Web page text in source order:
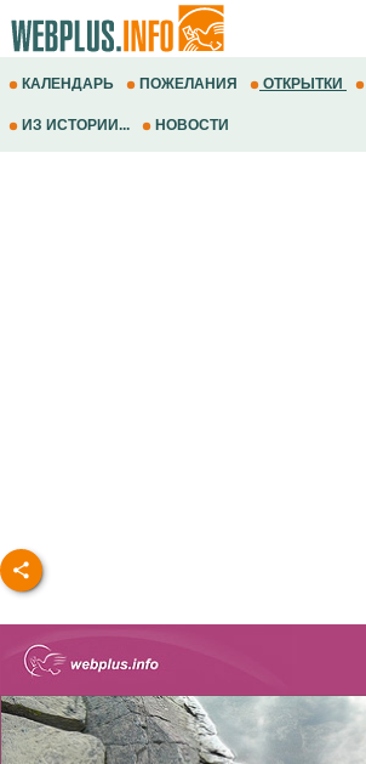
КАЛЕНДАРЬ ПОЖЕЛАНИЯ ОТКРЫТКИ
ИЗ ИСТОРИИ... НОВОСТИ